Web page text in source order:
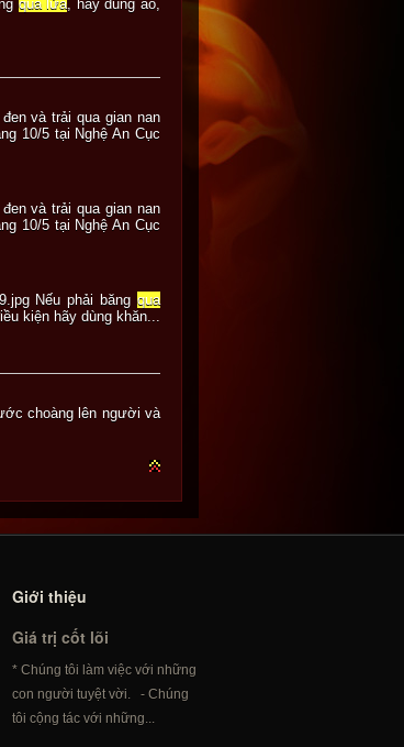
qua lửa , hãy dùng áo,
và trải qua gian nan
10/5 tại Nghệ An Cục
và trải qua gian nan
10/5 tại Nghệ An Cục
Nếu phải băng qua
kiện hãy dùng khăn...
choàng lên người và
Giới thiệu
Giá trị cốt lõi
* Chúng tôi làm việc với những
con người tuyệt vời. - Chúng
tôi cộng tác với những...